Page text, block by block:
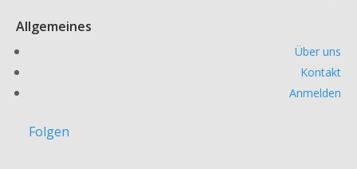
Allgemeines
Über uns
Kontakt
Anmelden
Folgen